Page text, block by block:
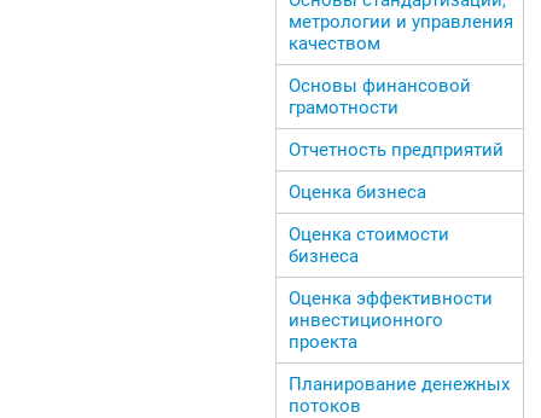
метрологии и управления
качеством
Основы финансовой
грамотности
Отчетность предприятий
Оценка бизнеса
Оценка стоимости
бизнеса
Оценка эффективности
инвестиционного
проекта
Планирование денежных
потоков